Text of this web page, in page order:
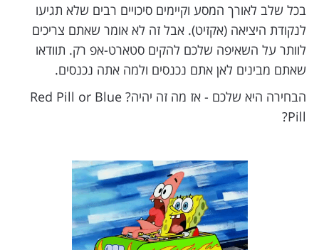
בכל שלב לאורך המסע וקיימים סיכויים רבים שלא תגיעו
לנקודת היציאה (אקזיט). אבל זה לא אומר שאתם צריכים
לוותר על השאיפה שלכם להקים סטארט-אפ רק. תוודאו
שאתם מבינים לאן אתם נכנסים ולמה אתה נכנסים.
הבחירה היא שלכם - אז מה זה יהיה? Red Pill or Blue
Pill?